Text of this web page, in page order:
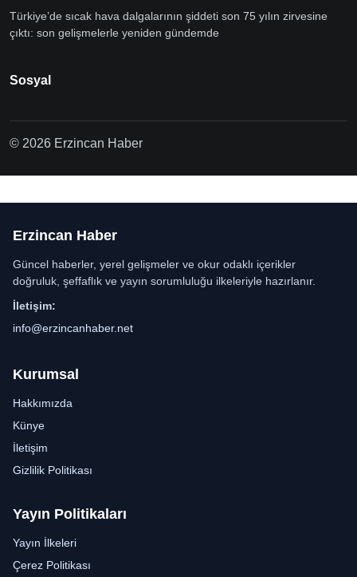
Türkiye’de sıcak hava dalgalarının şiddeti son 75 yılın zirvesine
çıktı: son gelişmelerle yeniden gündemde
Sosyal
© 2026 Erzincan Haber
Erzincan Haber
Güncel haberler, yerel gelişmeler ve okur odaklı içerikler
doğruluk, şeffaflık ve yayın sorumluluğu ilkeleriyle hazırlanır.
İletişim:
info@erzincanhaber.net
Kurumsal
Hakkımızda
Künye
İletişim
Gizlilik Politikası
Yayın Politikaları
Yayın İlkeleri
Çerez Politikası